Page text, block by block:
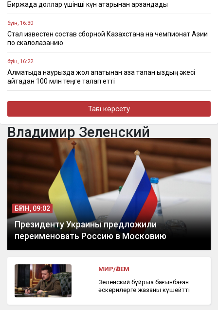
Биржада доллар үшінші күн қатарынан арзандады
бүгін, 16:30
Стал известен состав сборной Казахстана на чемпионат Азии
по скалолазанию
бүгін, 16:22
Алматыда наурызда жол апатынан қаза тапқан қыздың әкесі
қайтадан 100 млн теңге талап етті
бүгін, 16:00
Доллар еще на 2 тенге снизился
бүгін, 15:55
Астанада шалшық суға түскен екі ер адам қамауға алынды
Тағы көрсету
Владимир Зеленский
БҮГІН, 09:02
Президенту Украины предложили
переименовать Россию в Московию
МИР/ӘЛЕМ
Зеленский бұйрыққа бағынбаған
әскерилерге жазаны күшейтті